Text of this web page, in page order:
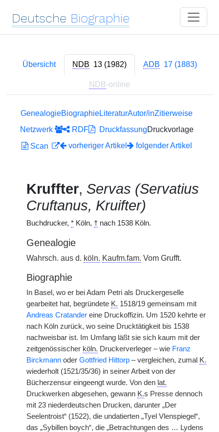
Deutsche Biographie
Übersicht NDB 13 (1982) ADB 17 (1883)
NDB-online
GenealogieBiographieLiteraturAutor/inZitierweise
Netzwerk
RDF DruckfassungDruckvorlage
Scan
vorheriger Artikel folgender Artikel
Kruffter, Servas (Servatius
Cruftanus, Kruifter)
Buchdrucker, * Köln, † nach 1538 Köln.
Genealogie
Wahrsch. aus d. köln. Kaufm.fam. Vom Grufft.
Biographie
In Basel, wo er bei Adam Petri als Druckergeselle
gearbeitet hat, begründete K. 1518/19 gemeinsam mit
Andreas Cratander eine Druckoffizin. Um 1520 kehrte er
nach Köln zurück, wo seine Drucktätigkeit bis 1538
nachweisbar ist. Im Umfang läßt sie sich kaum mit der
zeitgenössischer köln. Druckerverleger – wie Franz
Birckmann oder Gottfried Hittorp – vergleichen, zumal K.
wiederholt (1521/35/36) in seiner Arbeit von der
Bücherzensur eingeengt wurde. Von den lat.
Druckwerken abgesehen, gewann K.s Presse dennoch
mit 23 niederdeutschen Drucken, darunter „Der
Seelentroist“ (1522), die undatierten „Tyel Vlenspiegel“,
das „Sybillen boych“, die „Betrachtungen des … Lydens